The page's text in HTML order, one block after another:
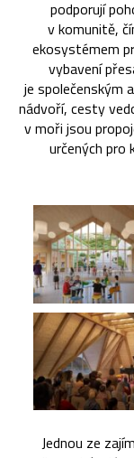
podporují
v komunitě,
ekosystémem
vybavení
je společenským
nádvoří, cesty
v moři jsou
určených pro
Jednou ze